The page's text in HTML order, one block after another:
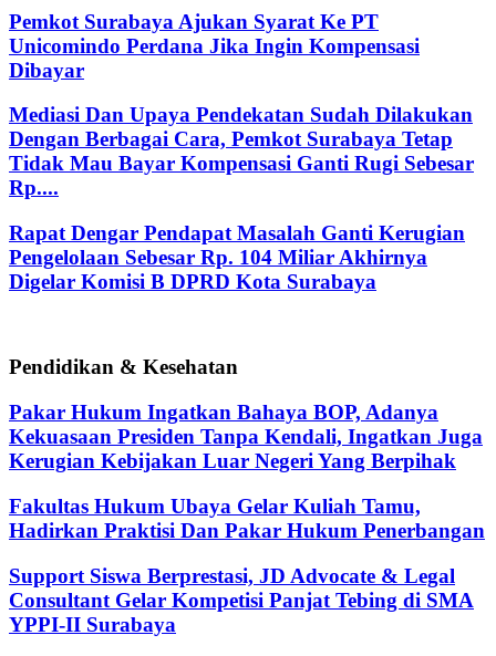
Pemkot Surabaya Ajukan Syarat Ke PT
Unicomindo Perdana Jika Ingin Kompensasi
Dibayar
Mediasi Dan Upaya Pendekatan Sudah Dilakukan
Dengan Berbagai Cara, Pemkot Surabaya Tetap
Tidak Mau Bayar Kompensasi Ganti Rugi Sebesar
Rp....
Rapat Dengar Pendapat Masalah Ganti Kerugian
Pengelolaan Sebesar Rp. 104 Miliar Akhirnya
Digelar Komisi B DPRD Kota Surabaya
Pendidikan & Kesehatan
Pakar Hukum Ingatkan Bahaya BOP, Adanya
Kekuasaan Presiden Tanpa Kendali, Ingatkan Juga
Kerugian Kebijakan Luar Negeri Yang Berpihak
Fakultas Hukum Ubaya Gelar Kuliah Tamu,
Hadirkan Praktisi Dan Pakar Hukum Penerbangan
Support Siswa Berprestasi, JD Advocate & Legal
Consultant Gelar Kompetisi Panjat Tebing di SMA
YPPI-II Surabaya